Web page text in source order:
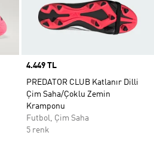
Price
4.449 TL
PREDATOR CLUB Katlanır Dilli
Çim Saha/Çoklu Zemin
Kramponu
Futbol, Çim Saha
5 renk